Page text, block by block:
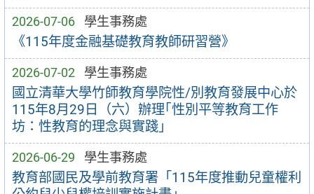
2026-07-06 學生事務處
《115年度金融基礎教育教師研習營》
2026-07-02 學生事務處
國立清華大學竹師教育學院性/別教育發展中心於
115年8月29日（六）辦理｢性別平等教育工作
坊：性教育的理念與實踐｣
2026-06-29 學生事務處
教育部國民及學前教育署「115年度推動兒童權利